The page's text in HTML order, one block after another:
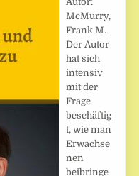
McMurry,
Frank M.
Der Autor
hat sich
intensiv
mit der
Frage
beschäftig
t, wie man
Erwachse
nen
beibringe